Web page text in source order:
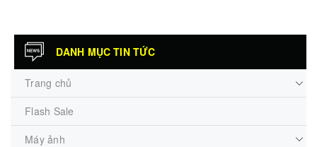
DANH MỤC TIN TỨC
Trang chủ
Flash Sale
Máy ảnh